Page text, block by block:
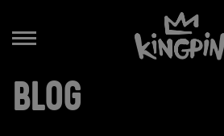
BLOG